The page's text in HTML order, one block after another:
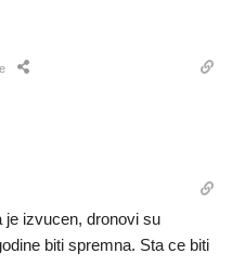
je izvucen, dronovi su
biti spremna. Sta ce biti